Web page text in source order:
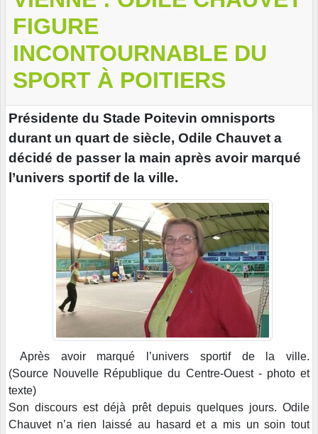
FIGURE
INCONTOURNABLE DU
SPORT À POITIERS
Présidente du Stade Poitevin omnisports
durant un quart de siècle, Odile Chauvet a
décidé de passer la main après avoir marqué
l’univers sportif de la ville.
Après avoir marqué l’univers sportif de la ville.
(Source Nouvelle République du Centre-Ouest - photo et
texte)
Son discours est déjà prêt depuis quelques jours. Odile
Chauvet n’a rien laissé au hasard et a mis un soin tout